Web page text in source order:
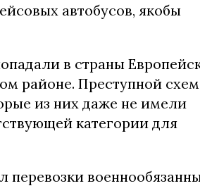
автобусов, якобы
в страны
районе. Преступной
из них даже не имели
категории для